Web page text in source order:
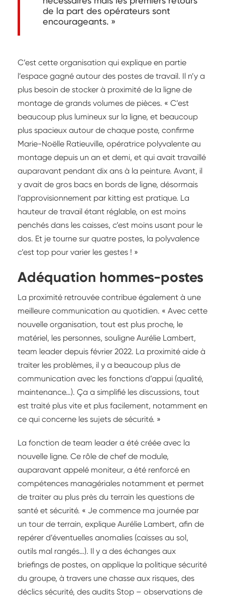
de la part des opérateurs sont
encourageants. »
C’est cette organisation qui explique en partie
l’espace gagné autour des postes de travail. Il n’y a
plus besoin de stocker à proximité de la ligne de
montage de grands volumes de pièces. « C’est
beaucoup plus lumineux sur la ligne, et beaucoup
plus spacieux autour de chaque poste, confirme
Marie-Noëlle Ratieuville, opératrice polyvalente au
montage depuis un an et demi, et qui avait travaillé
auparavant pendant dix ans à la peinture. Avant, il
y avait de gros bacs en bords de ligne, désormais
l’approvisionnement par kitting est pratique. La
hauteur de travail étant réglable, on est moins
penchés dans les caisses, c’est moins usant pour le
dos. Et je tourne sur quatre postes, la polyvalence
c’est top pour varier les gestes ! »
Adéquation hommes-postes
La proximité retrouvée contribue également à une
meilleure communication au quotidien. « Avec cette
nouvelle organisation, tout est plus proche, le
matériel, les personnes, souligne Aurélie Lambert,
team leader depuis février 2022. La proximité aide à
traiter les problèmes, il y a beaucoup plus de
communication avec les fonctions d’appui (qualité,
maintenance…). Ça a simplifié les discussions, tout
est traité plus vite et plus facilement, notamment en
ce qui concerne les sujets de sécurité. »
La fonction de team leader a été créée avec la
nouvelle ligne. Ce rôle de chef de module,
auparavant appelé moniteur, a été renforcé en
compétences managériales notamment et permet
de traiter au plus près du terrain les questions de
santé et sécurité. « Je commence ma journée par
un tour de terrain, explique Aurélie Lambert, afin de
repérer d’éventuelles anomalies (caisses au sol,
outils mal rangés…). Il y a des échanges aux
briefings de postes, on applique la politique sécurité
du groupe, à travers une chasse aux risques, des
déclics sécurité, des audits Stop – observations de